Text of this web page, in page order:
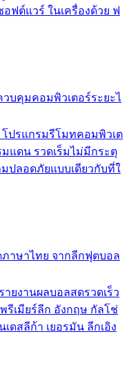
ฟต์แวร์ ในเครื่องด้วย ฟ
วบคุมคอมพิวเตอร์ระยะไ
โปรแกรมรีโมทคอมพิวเต
แดน รวดเร็มไม่มีกระตุ
ปลอดภัยแบบเดียวกับที่ใ
ภาษาไทย จากลีกฟุตบอล
ายงานผลบอลสดรวดเร็ว
รีเมียร์ลีก อังกฤษ กัลโช่
เดสลีก้า เยอรมัน ลีกเอิง